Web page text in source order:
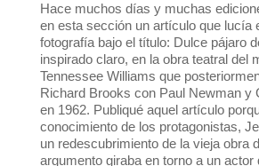
Hace muchos días y muchas
en esta sección un artículo que lucía
fotografía bajo el título: Dulce pájaro
inspirado claro, en la obra teatral del
Tennessee Williams que
Richard Brooks con Paul Newman y
en 1962. Publiqué aquel artículo
conocimiento de los protagonistas,
un redescubrimiento de la vieja obra
argumento giraba en torno a un actor